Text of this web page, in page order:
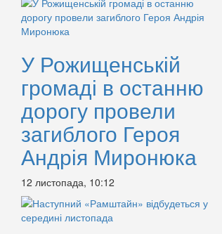
У Рожищенській
громаді в останню
дорогу провели
загиблого Героя
Андрія Миронюка
12 листопада, 10:12